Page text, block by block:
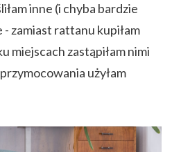
inne (i chyba bardzie
zamiast rattanu kupiłam
miejscach zastąpiłam nimi
użyłam